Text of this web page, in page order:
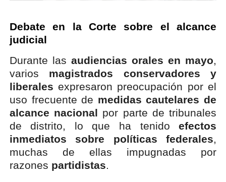
Debate en la Corte sobre el alcance
judicial
Durante las audiencias orales en mayo,
varios magistrados conservadores y
liberales expresaron preocupación por el
uso frecuente de medidas cautelares de
alcance nacional por parte de tribunales
de distrito, lo que ha tenidoefectos
inmediatos sobre políticas federales,
muchas de ellas impugnadas por
razones partidistas.